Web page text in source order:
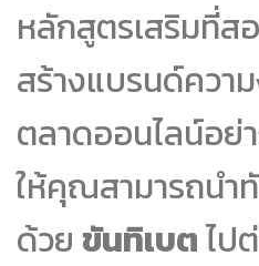
หลักสูตรเสริมที่ส
สร้างแบรนด์ควา
ตลาดออนไลน์อย่
ให้คุณสามารถนำ
ด้วย ขันทิเบตไป